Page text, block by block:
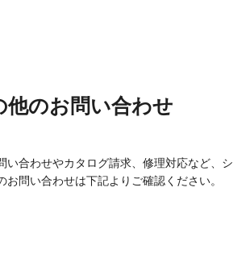
他のお問い合わせ
い合わせやカタログ請求、修理対応など、 シ
お問い合わせは下記よりご確認ください。